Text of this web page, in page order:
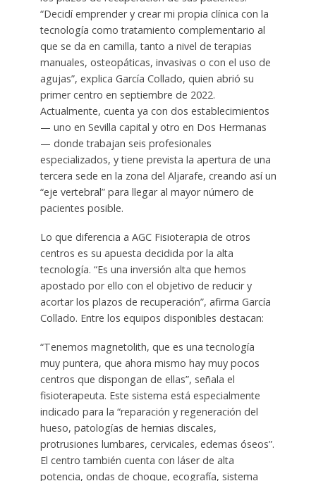
“Decidí emprender y crear mi propia clínica con la
tecnología como tratamiento complementario al
que se da en camilla, tanto a nivel de terapias
manuales, osteopáticas, invasivas o con el uso de
agujas”, explica García Collado, quien abrió su
primer centro en septiembre de 2022.
Actualmente, cuenta ya con dos establecimientos
— uno en Sevilla capital y otro en Dos Hermanas
— donde trabajan seis profesionales
especializados, y tiene prevista la apertura de una
tercera sede en la zona del Aljarafe, creando así un
“eje vertebral” para llegar al mayor número de
pacientes posible.
Lo que diferencia a AGC Fisioterapia de otros
centros es su apuesta decidida por la alta
tecnología. “Es una inversión alta que hemos
apostado por ello con el objetivo de reducir y
acortar los plazos de recuperación”, afirma García
Collado. Entre los equipos disponibles destacan:
“Tenemos magnetolith, que es una tecnología
muy puntera, que ahora mismo hay muy pocos
centros que dispongan de ellas”, señala el
fisioterapeuta. Este sistema está especialmente
indicado para la “reparación y regeneración del
hueso, patologías de hernias discales,
protrusiones lumbares, cervicales, edemas óseos”.
El centro también cuenta con láser de alta
potencia, ondas de choque, ecografía, sistema